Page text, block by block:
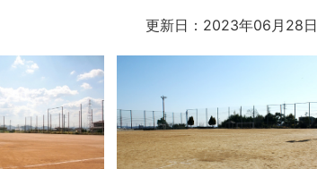
更新日：2023年06月28日